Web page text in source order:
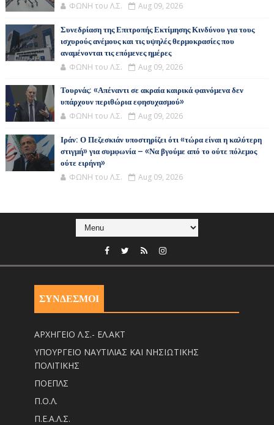
ΦΩΝΗ του Λ.Σ. Aug 09, 2026
Συνεδρίαση της Επιτροπής Εκτίμησης Κινδύνου για τους
ισχυρούς ανέμους και τις υψηλές θερμοκρασίες που
αναμένονται τις επόμενες ημέρες
ΦΩΝΗ του Λ.Σ. Aug 09, 2026
Τουρνάς: «Απέναντι σε ακραία καιρικά φαινόμενα δεν
υπάρχουν περιθώρια εφησυχασμού»
ΦΩΝΗ του Λ.Σ. Aug 09, 2026
Ιράν: Ο Πεζεσκιάν υποστηρίζει ότι «τώρα είναι η καλύτερη
στιγμή» για συμφωνία – «Να βγούμε από το ούτε πόλεμος
ούτε ειρήνη»
ΦΩΝΗ του Λ.Σ. Aug 09, 2026
ΣΥΝΔΕΣΜΟΙ
ΑΡΧΗΓΕΙΟ Λ.Σ.- ΕΛ.ΑΚΤ
ΥΠΟΥΡΓΕΙΟ ΝΑΥΤΙΛΙΑΣ ΚΑΙ ΝΗΣΙΩΤΙΚΗΣ
ΠΟΛΙΤΙΚΗΣ
ΠΟΕΠΛΣ
Π.Ο.Λ.
Π.Ε.Α.Λ.Σ.